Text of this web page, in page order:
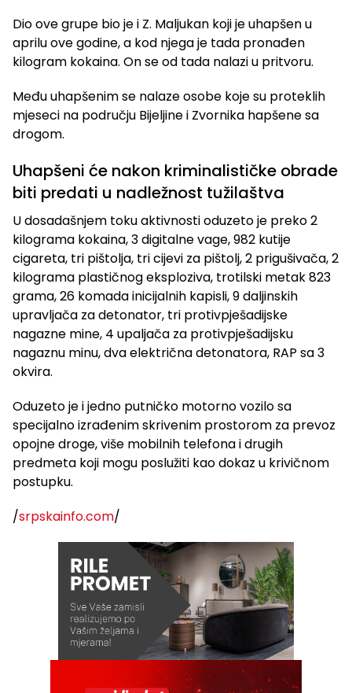
Dio ove grupe bio je i Z. Maljukan koji je uhapšen u
aprilu ove godine, a kod njega je tada pronađen
kilogram kokaina. On se od tada nalazi u pritvoru.
Među uhapšenim se nalaze osobe koje su proteklih
mjeseci na području Bijeljine i Zvornika hapšene sa
drogom.
Uhapšeni će nakon kriminalističke obrade
biti predati u nadležnost tužilaštva
U dosadašnjem toku aktivnosti oduzeto je preko 2
kilograma kokaina, 3 digitalne vage, 982 kutije
cigareta, tri pištolja, tri cijevi za pištolj, 2 prigušivača, 2
kilograma plastičnog eksploziva, trotilski metak 823
grama, 26 komada inicijalnih kapisli, 9 daljinskih
upravljača za detonator, tri protivpješadijske
nagazne mine, 4 upaljača za protivpješadijsku
nagaznu minu, dva električna detonatora, RAP sa 3
okvira.
Oduzeto je i jedno putničko motorno vozilo sa
specijalno izrađenim skrivenim prostorom za prevoz
opojne droge, više mobilnih telefona i drugih
predmeta koji mogu poslužiti kao dokaz u krivičnom
postupku.
/srpskainfo.com/